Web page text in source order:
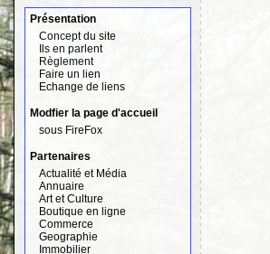
Présentation
Concept du site
Ils en parlent
Règlement
Faire un lien
Echange de liens
Modfier la page d'accueil
sous FireFox
Partenaires
Actualité et Média
Annuaire
Art et Culture
Boutique en ligne
Commerce
Geographie
Immobilier